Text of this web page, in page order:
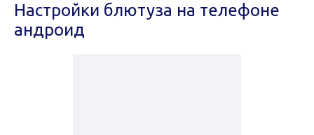
Настройки блютуза на телефоне
андроид